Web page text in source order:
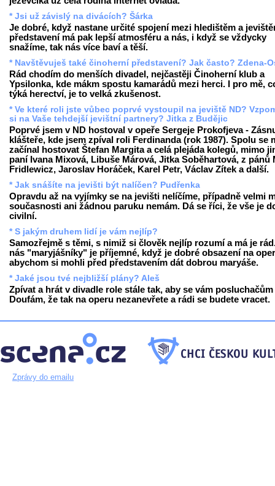
* Jsi už závislý na divácích? Šárka
Je dobré, když nastane určité spojení mezi hledištěm a
představení má pak lepší atmosféru a nás, i když se vždycky
snažíme, tak nás více baví a těší.
* Navštěvuješ také činoherní představení? Jak často? Zdena-
Rád chodím do menších divadel, nejčastěji Činoherní klub a
Ypsilonka, kde mákm spostu kamarádů mezi herci. I pro mě,
týká herectví, je to velká zkušenost.
* Ve které roli jste vůbec poprvé vystoupil na jeviště ND?
si na Vaše tehdejší jevištní partnery? Jitka z Budějic
Poprvé jsem v ND hostoval v opeře Sergeje Prokofjeva -
klášteře, kde jsem zpíval roli Ferdinanda (rok 1987). Spolu se
začínal hostovat Štefan Margita a celá plejáda kolegů, mimo
paní Ivana Mixová, Libuše Márová, Jitka Soběhartová, z pánů
Fridlewicz, Jaroslav Horáček, Karel Petr, Václav Zítek a další.
* Jak snášíte na jevišti být nalíčen? Pudřenka
Opravdu až na vyjímky se na jevišti nelíčíme, případně velmi
současnosti ani žádnou paruku nemám. Dá se říci, že vše je
civilní.
* S jakým druhem lidí je vám nejlíp?
Samozřejmě s těmi, s nimiž si člověk nejlíp rozumí a má je
nás "maryjášníky" je příjemné, když je dobré obsazení na
abychom si mohli před představením dát dobrou maryáše.
* Jaké jsou tvé nejbližší plány? Aleš
Zpívat a hrát v divadle role stále tak, aby se vám
Doufám, že tak na operu nezanevřete a rádi se budete vracet.
Zprávy do emailu